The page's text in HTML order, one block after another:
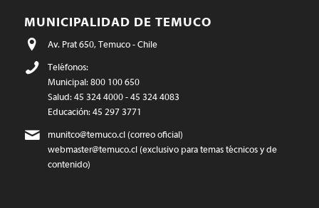
MUNICIPALIDAD DE TEMUCO
Av. Prat 650, Temuco - Chile
Teléfonos:
Municipal: 800 100 650
Salud: 45 324 4000 - 45 324 4083
Educación: 45 297 3771
munitco@temuco.cl(correo oficial)
webmaster@temuco.cl(exclusivo para temas técnicos y de
contenido)